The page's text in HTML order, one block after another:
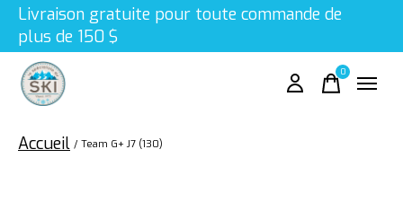
Livraison gratuite pour toute commande de
plus de 150 $
0items
Accueil / Team G+ J7 (130)